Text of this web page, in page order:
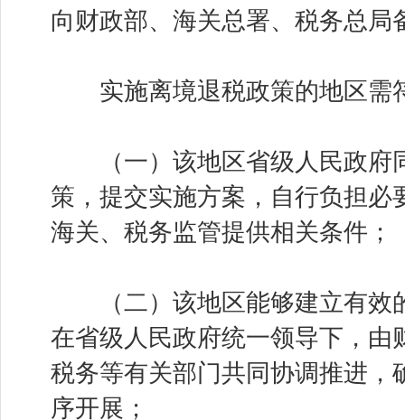
向财政部、海关总署、税务总局
实施离境退税政策的地区需
（一）该地区省级人民政府
策，提交实施方案，自行负担必
海关、税务监管提供相关条件；
（二）该地区能够建立有效
在省级人民政府统一领导下，由
税务等有关部门共同协调推进，
序开展；